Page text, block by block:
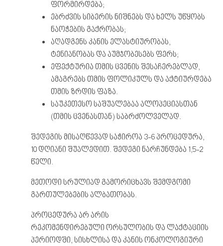
ფორმირდება;
ებრძვის სიბერის ნიშნებს და ხელს უწყობს
ნაოჭების გაქრობას;
აღადგენს კანის ელასტიურობას,
ტენიანობას და აუმჯობესებს ფერს;
ეფექტურია თმის ცვენის შესაჩერებლად,
ამაგრებს თმის ფოლიკულს და აქტიურდება
თმის ზრდის ფაზა.
საუკეთესო საშუალებაა ალოპეციასთან
(თმის ცვენასთან) საბრძოლველად.
შედეგის მისაღწევად საჭიროა 3-6 პროცედურა,
10 დღიანი შუალედით. შედეგი ნარჩუნდება 1,5-2
წელი.
მეთოდი სრულიად გამორიცხავს შემდგომი
გართულებების ალბათობას.
პროცედურა არ არის
რეკომენდირებული ორსულობის და ლაქტაციის
პერიოდში, სისხლისა და კანის ონკოლოგიური